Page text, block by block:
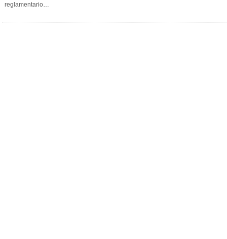
reglamentario…